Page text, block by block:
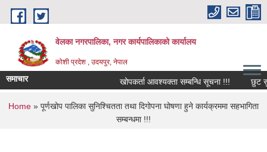
Skip to main content
वेलका नगरपालिका, नगर कार्यपालिकाको कार्यालय
कोशी प्रदेश , उदयपुर, नेपाल
समाचार खोपकर्ता आवश्यक्ता सम्बन्धि सूचना !!! छुट
You are here
Home » पूर्णखोप पालिका सुनिश्चितता तथा दिगोपना घोषणा हुने कार्यक्रममा सहभागिता
सम्बन्धमा !!!